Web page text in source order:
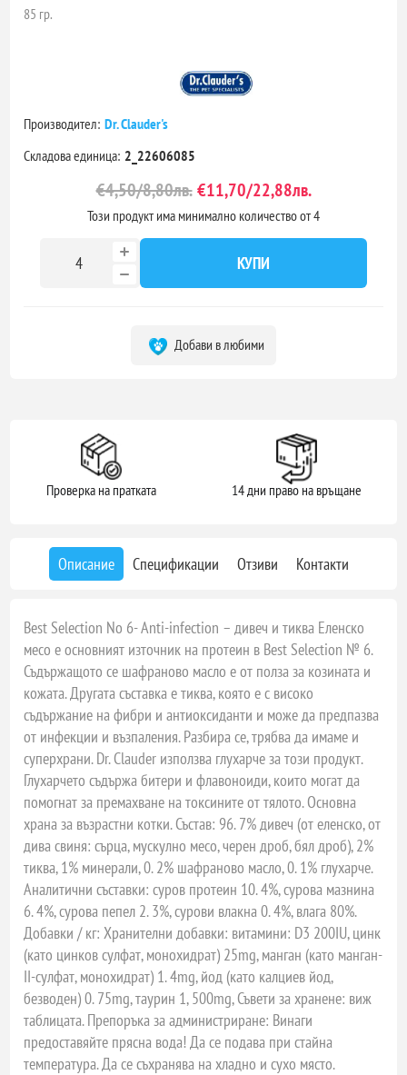
85 гр.
Производител: Dr. Clauder's
Складова единица: 2_22606085
€4,50/8,80лв. €11,70/22,88лв.
Този продукт има минимално количество от 4
КУПИ
Добави в любими
Проверка на пратката 14 дни право на връщане
Описание Спецификации Отзиви Контакти
Best Selection No 6- Anti-infection – дивеч и тиква Еленско
месо е основният източник на протеин в Best Selection № 6.
Съдържащото се шафраново масло е от полза за козината и
кожата. Другата съставка е тиква, която е с високо
съдържание на фибри и антиоксиданти и може да предпазва
от инфекции и възпаления. Разбира се, трябва да имаме и
суперхрани. Dr. Clauder използва глухарче за този продукт.
Глухарчето съдържа битери и флавоноиди, които могат да
помогнат за премахване на токсините от тялото. Основна
храна за възрастни котки. Състав: 96. 7% дивеч (от еленско, от
дива свиня: сърца, мускулно месо, черен дроб, бял дроб), 2%
тиква, 1% минерали, 0. 2% шафраново масло, 0. 1% глухарче.
Аналитични съставки: суров протеин 10. 4%, сурова мазнина
6. 4%, сурова пепел 2. 3%, сурови влакна 0. 4%, влага 80%.
Добавки / кг: Хранителни добавки: витамини: D3 200IU, цинк
(като цинков сулфат, монохидрат) 25mg, манган (като манган-
II-сулфат, монохидрат) 1. 4mg, йод (като калциев йод,
безводен) 0. 75mg, таурин 1, 500mg, Съвети за хранене: виж
таблицата. Препоръка за администриране: Винаги
предоставяйте прясна вода! Да се подава при стайна
температура. Да се съхранява на хладно и сухо място.